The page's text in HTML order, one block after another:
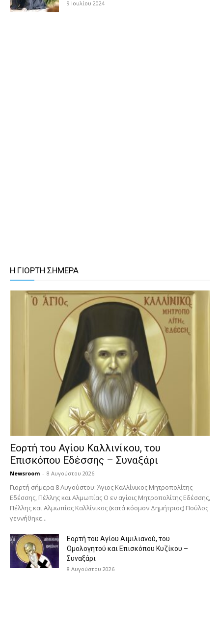
9 Ιουλίου 2024
Η ΓΙΟΡΤΗ ΣΗΜΕΡΑ
Εορτή του Αγίου Καλλινίκου, του
Επισκόπου Εδέσσης – Συναξάρι
Newsroom - 8 Αυγούστου 2026
Γιορτή σήμερα 8 Αυγούστου: Άγιος Καλλίνικος Μητροπολίτης
Εδέσσης, Πέλλης και Αλμωπίας Ο εν αγίοις Μητροπολίτης Εδέσσης,
Πέλλης και Αλμωπίας Καλλίνικος (κατά κόσμον Δημήτριος) Πούλος
γεννήθηκε...
Εορτή του Αγίου Αιμιλιανού, του
Ομολογητού και Επισκόπου Κυζίκου –
Συναξάρι
8 Αυγούστου 2026